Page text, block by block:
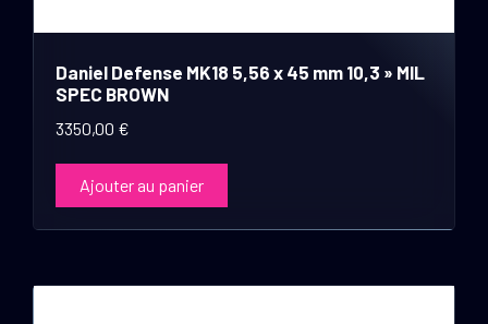
Daniel Defense MK18 5,56 x 45 mm 10,3 » MIL
SPEC BROWN
3350,00 €
Ajouter au panier